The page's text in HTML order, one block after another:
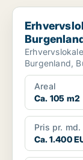
Erhvervslokaler i
Erhvervslokaler i Sankt
Erhvervslokaler til leje i
Burgenland,
Areal
Ca. 105 m2
Pris pr. md.
Ca. 1.400